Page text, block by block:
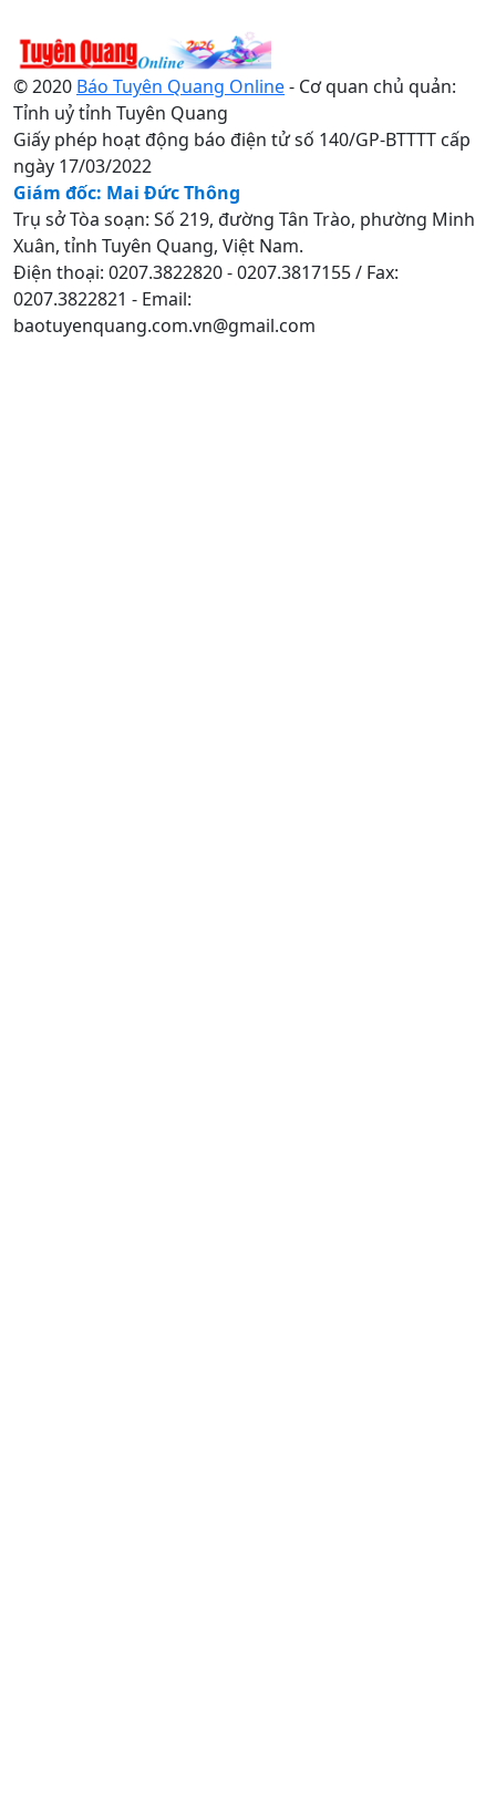
© 2020 Báo Tuyên Quang Online- Cơ quan chủ quản:
Tỉnh uỷ tỉnh Tuyên Quang
Giấy phép hoạt động báo điện tử số 140/GP-BTTTT cấp
ngày 17/03/2022
Giám đốc: Mai Đức Thông
Trụ sở Tòa soạn: Số 219, đường Tân Trào, phường Minh
Xuân, tỉnh Tuyên Quang, Việt Nam.
Điện thoại: 0207.3822820 - 0207.3817155 / Fax:
0207.3822821 - Email:
baotuyenquang.com.vn@gmail.com